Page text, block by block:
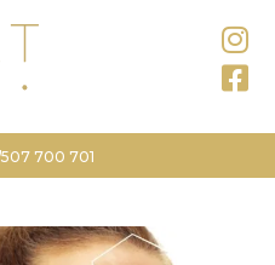
507 700 701